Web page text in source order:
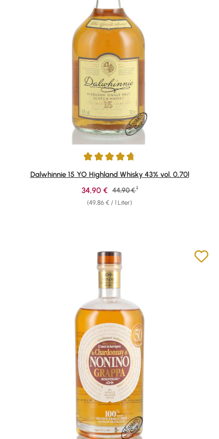
Durchschnittliche Bewertung von 4.82 von 5 Sternen
Dalwhinnie 15 YO Highland Whisky 43% vol. 0,70l
(49,86 € / 1 Liter)
Verkaufspreis:
34,90 € Regulärer Preis:
44,90 € 1